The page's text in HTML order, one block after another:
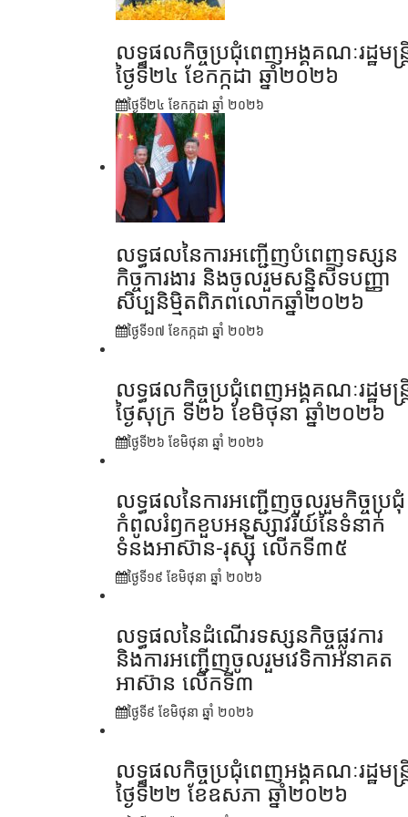
លទ្ធផលកិច្ចប្រជុំពេញអង្គគណៈរដ្ឋមន្រ្
ថ្ងៃទី២៤ ខែកក្កដា ឆ្នាំ២០២៦
ថ្ងៃទី២៤ ខែ​កក្កដា ឆ្នាំ ២០២៦
លទ្ធផលនៃការអញ្ជើញបំពេញទស្សន
កិច្ចការងារ និងចូលរួមសន្និសីទបញ្ញា
សិប្បនិម្មិតពិភពលោកឆ្នាំ២០២៦
ថ្ងៃទី១៧ ខែ​កក្កដា ឆ្នាំ ២០២៦
លទ្ធផលកិច្ចប្រជុំពេញអង្គគណៈរដ្ឋមន្រ្
ថ្ងៃសុក្រ ទី២៦ ខែមិថុនា ឆ្នាំ២០២៦
ថ្ងៃទី២៦ ខែ​មិថុនា ឆ្នាំ ២០២៦
លទ្ធផលនៃការអញ្ជើញចូលរួមកិច្ចប្រជុំ
កំពូលរំឭកខួបអនុស្សាវរីយ៍នៃទំនាក់
ទំនងអាស៊ាន-រុស្ស៊ី លើកទី៣៥
ថ្ងៃទី១៩ ខែ​មិថុនា ឆ្នាំ ២០២៦
លទ្ធផលនៃដំណើរទស្សនកិច្ចផ្លូវការ
និងការអញ្ជើញចូលរួមវេទិកាអនាគត
អាស៊ាន លើកទី៣
ថ្ងៃទី៩ ខែ​មិថុនា ឆ្នាំ ២០២៦
លទ្ធផលកិច្ចប្រជុំពេញអង្គគណៈរដ្ឋមន្ត្
ថ្ងៃទី២២ ខែឧសភា ឆ្នាំ២០២៦